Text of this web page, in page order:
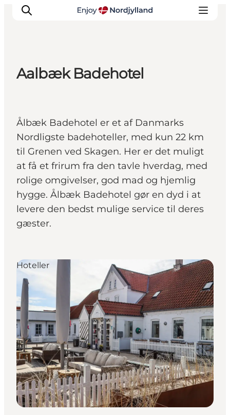
Byer og steder
Guides
Det sker
For børn
Aalbæk Badehotel
Ålbæk Badehotel er et af Danmarks
Nordligste badehoteller, med kun 22 km
til Grenen ved Skagen. Her er det muligt
at få et frirum fra den tavle hverdag, med
rolige omgivelser, god mad og hjemlig
hygge. Ålbæk Badehotel gør en dyd i at
levere den bedst mulige service til deres
gæster.
Hoteller